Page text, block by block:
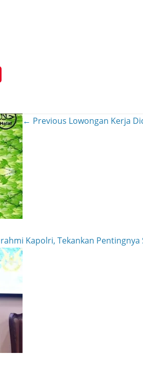
← Previous Lowongan Kerja
Kapolri, Tekankan